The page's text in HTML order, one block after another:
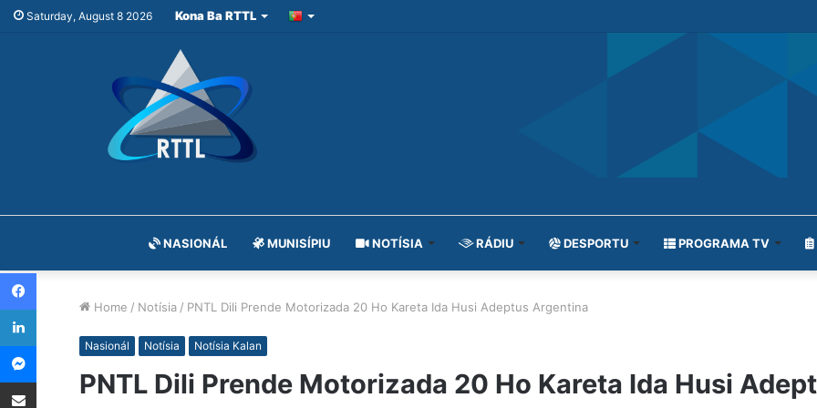
Saturday, August 8 2026 Kona Ba RTTL
NASIONÁL MUNISÍPIU NOTÍSIA RÁDIU DESPORTU PROGRAMA TV
Home / Notísia / PNTL Dili Prende Motorizada 20 Ho Kareta Ida Husi Adeptus Argentina
Nasionál Notísia Notísia Kalan
PNTL Dili Prende Motorizada 20 Ho Kareta Ida Husi
Facebook
LinkedIn
Messenger